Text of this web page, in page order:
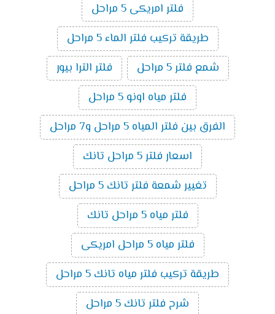
فلتر امريكى 5 مراحل
طريقة تركيب فلتر الماء 5 مراحل
شمع فلتر 5 مراحل
فلتر الترا بيور
فلتر مياه اونو 5 مراحل
الفرق بين فلتر المياه 5 مراحل و7 مراحل
اسعار فلتر 5 مراحل تانك
تغيير شمعة فلتر تانك 5 مراحل
فلتر مياه 5 مراحل تانك
فلتر مياه 5 مراحل امريكى
طريقة تركيب فلتر مياه تانك 5 مراحل
شرح فلتر تانك 5 مراحل